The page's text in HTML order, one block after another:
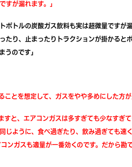
すが漏れます。」
ボトルの炭酸ガス飲料も実は超微量です
たり、止まったりトラクションが掛かると
うのです」
ことを想定して、ガスをやや多めにした方が
すと、エアコンガスは多すぎても少なすぎ
じように、食べ過ぎたり、飲み過ぎても速
ンガスも適量が一番効くのです。だから